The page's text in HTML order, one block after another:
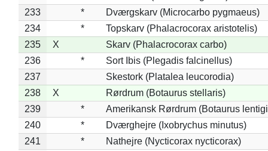
233
*
Dværgskarv (Microcarbo pygmaeus)
234
*
Topskarv (Phalacrocorax aristotelis)
235
X
Skarv (Phalacrocorax carbo)
236
*
Sort Ibis (Plegadis falcinellus)
237
Skestork (Platalea leucorodia)
238
X
Rørdrum (Botaurus stellaris)
239
*
Amerikansk Rørdrum (Botaurus
240
*
Dværghejre (Ixobrychus minutus)
241
*
Nathejre (Nycticorax nycticorax)